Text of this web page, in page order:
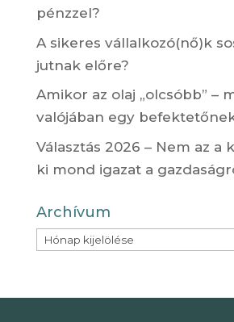
pénzzel?
A sikeres vállalkozó(nő)k
jutnak előre?
Amikor az olaj „olcsóbb” –
valójában egy
Választás 2026 – Nem az a
ki mond igazat a
Archívum
Archívum